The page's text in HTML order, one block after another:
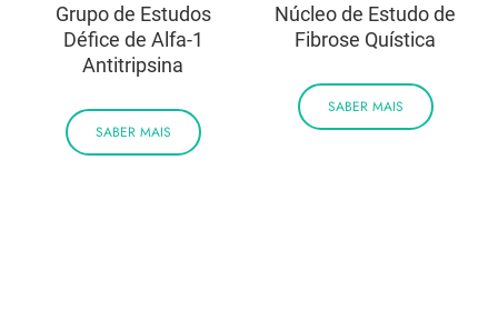
Grupo de Estudos
Défice de Alfa-1
Antitripsina
SABER MAIS
Núcleo de Estudo de
Fibrose Quística
SABER MAIS